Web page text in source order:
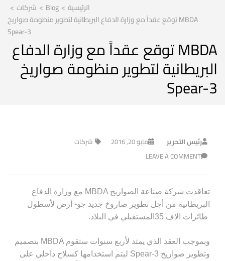
الرئيسية >
Blog
> شركات >
MBDA توقع عقداً مع وزارة الدفاع البريطانية لتطوير منظومة صواريخ
Spear-3
MBDA توقع عقداً مع وزارة الدفاع
البريطانية لتطوير منظومة صواريخ
Spear-3
رئيس التحرير مايو 20, 2016
شركات
LEAVE A COMMENT
تعاقدت شركة صناعة الصواريخ MBDA مع وزارة الدفاع
البريطانية من أجل تطوير صاروخ جديد جو- أرض لأسطول
المستقبلي في البلاد.
وبموجب العقد الذي يمتد لأربع سنوات ستقوم MBDA بتصميم
وتطوير صواريخ Spear-3 ليتم استخدامها كسلاح داخلي على